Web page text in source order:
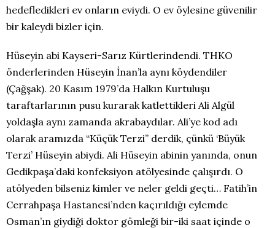
hedefledikleri ev onların eviydi. O ev öylesine güvenilir
bir kaleydi bizler için.
Hüseyin abi Kayseri-Sarız Kürtlerindendi. THKO
önderlerinden Hüseyin İnan’la aynı köydendiler
(Çağşak). 20 Kasım 1979’da Halkın Kurtuluşu
taraftarlarının pusu kurarak katlettikleri Ali Algül
yoldaşla aynı zamanda akrabaydılar. Ali’ye kod adı
olarak aramızda “Küçük Terzi” derdik, çünkü ‘Büyük
Terzi’ Hüseyin abiydi. Ali Hüseyin abinin yanında, onun
Gedikpaşa’daki konfeksiyon atölyesinde çalışırdı. O
atölyeden bilseniz kimler ve neler geldi geçti… Fatih’in
Cerrahpaşa Hastanesi’nden kaçırıldığı eylemde
Osman’ın giydiği doktor gömleği bir-iki saat içinde o